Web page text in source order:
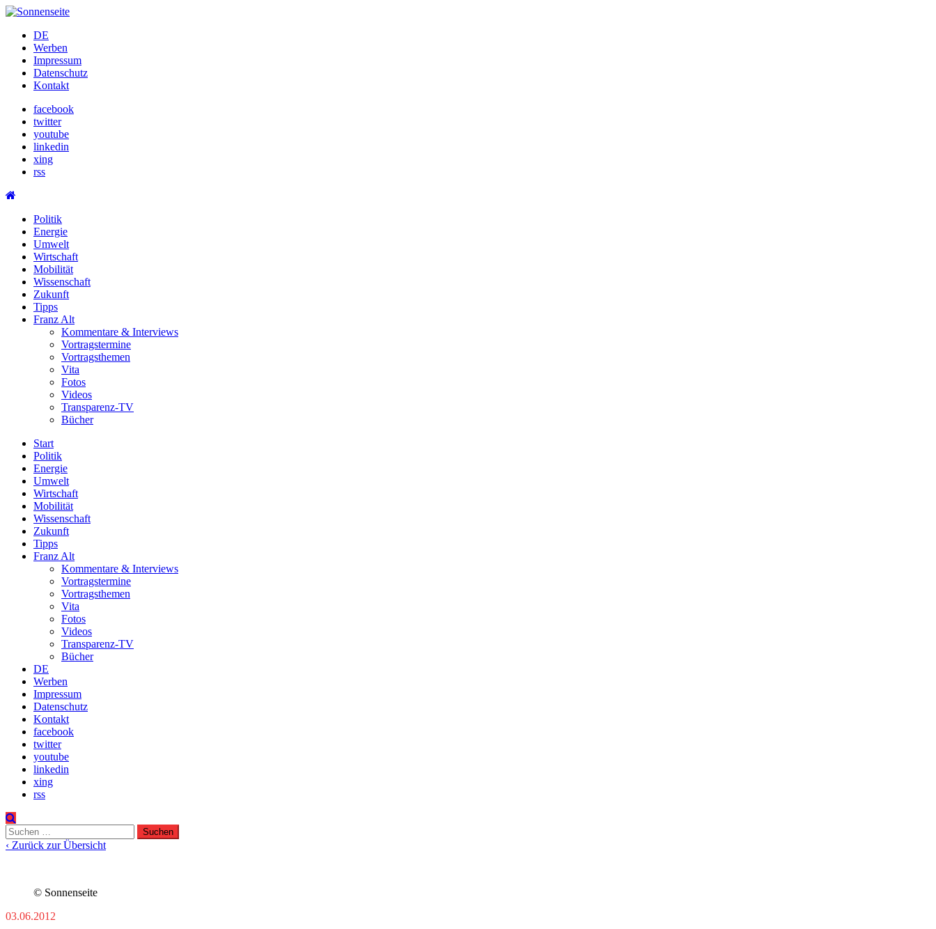
Skip
contentDE
Werben
Impressum
Datenschutz
Kontakt
facebook
twitter
youtube
linkedin
xing
rss
Politik
Energie
Umwelt
Wirtschaft
Mobilität
Wissenschaft
Zukunft
Tipps
Franz Alt
Kommentare & Interviews
Vortragstermine
Vortragsthemen
Vita
Fotos
Videos
Transparenz-TV
Bücher
Start
Politik
Energie
Umwelt
Wirtschaft
Mobilität
Wissenschaft
Zukunft
Tipps
Franz Alt
Kommentare & Interviews
Vortragstermine
Vortragsthemen
Vita
Fotos
Videos
Transparenz-TV
Bücher
DE
Werben
Impressum
Datenschutz
Kontakt
facebook
twitter
youtube
linkedin
xing
rss
Suchen
nach:
‹ Zurück zur Übersicht
© Sonnenseite
03.06.2012